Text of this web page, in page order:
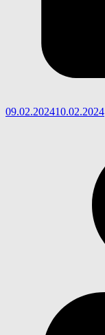
09.02.202410.02.2024